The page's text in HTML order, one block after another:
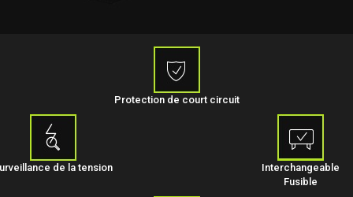
Protection de court circuit
de la tension
Interchangeable
Fusible